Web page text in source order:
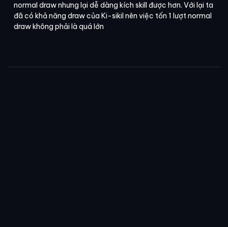
normal draw nhưng lại dễ dàng kích skill được hơn. Với lại ta
đã có khả năng draw của Ki-sikil nên việc tốn 1 lượt normal
draw không phải là quá lớn